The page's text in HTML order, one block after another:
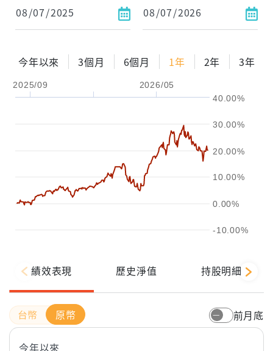
今年以來 3個月 6個月 1年 2年 3年
2025/09 2026/05
-10.00%
0.00%
10.00%
20.00%
30.00%
40.00%
1年
2年
配息金額
績效表現 歷史淨值 持股明細
原幣 前月底
今年以來